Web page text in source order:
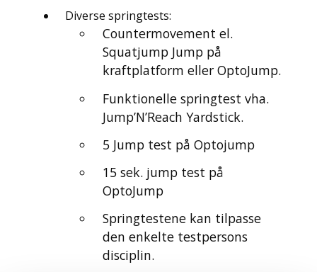
Diverse springtests:
Countermovement el.
Squatjump Jump på
kraftplatform eller OptoJump.
Funktionelle springtest vha.
Jump’N’Reach Yardstick.
5 Jump test på Optojump
15 sek. jump test på
OptoJump
Springtestene kan tilpasse
den enkelte testpersons
disciplin.